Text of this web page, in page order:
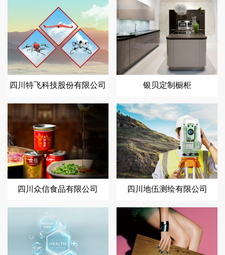
四川特飞科技股份有限公司 银贝定制橱柜
四川众信食品有限公司 四川地伍测绘有限公司